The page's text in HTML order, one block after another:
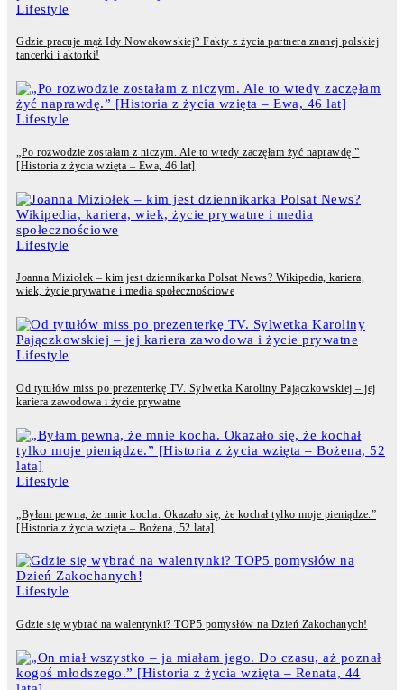
Lifestyle
Gdzie pracuje mąż Idy Nowakowskiej? Fakty z życia partnera znanej polskiej
tancerki i aktorki!
Lifestyle
„Po rozwodzie zostałam z niczym. Ale to wtedy zaczęłam żyć naprawdę.”
[Historia z życia wzięta – Ewa, 46 lat]
Lifestyle
Joanna Miziołek – kim jest dziennikarka Polsat News? Wikipedia, kariera,
wiek, życie prywatne i media społecznościowe
Lifestyle
Od tytułów miss po prezenterkę TV. Sylwetka Karoliny Pajączkowskiej – jej
kariera zawodowa i życie prywatne
Lifestyle
„Byłam pewna, że mnie kocha. Okazało się, że kochał tylko moje pieniądze.”
[Historia z życia wzięta – Bożena, 52 lata]
Lifestyle
Gdzie się wybrać na walentynki? TOP5 pomysłów na Dzień Zakochanych!